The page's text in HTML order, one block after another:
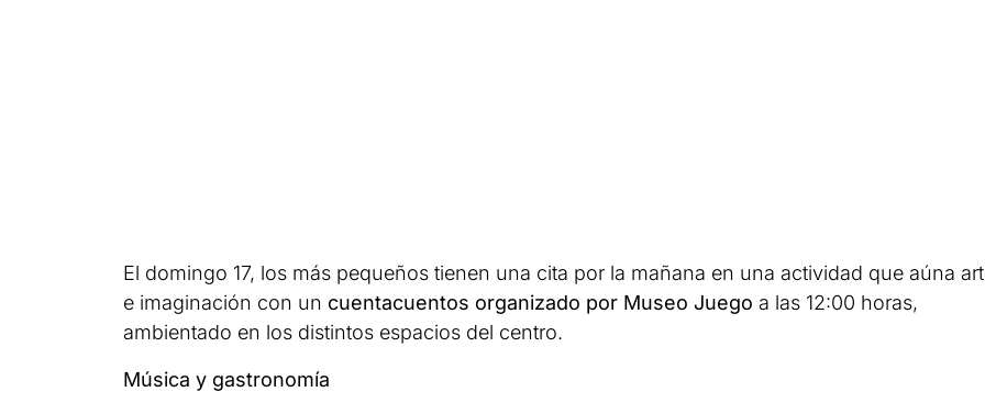
El domingo 17, los más pequeños tienen una cita por la mañana en una actividad que aúna
e imaginación con un cuentacuentos organizado por Museo Juego a las 12:00 horas,
ambientado en los distintos espacios del centro.
Música y gastronomía